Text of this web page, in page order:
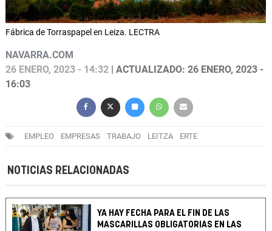
Fábrica de Torraspapel en Leiza. LECTRA
NAVARRA.COM
26 ENERO, 2023 - 14:32 | ACTUALIZADO: 26 ENERO, 2023 -
16:03
EMPLEO EMPRESAS TRABAJO LEITZA ERTE
NOTICIAS RELACIONADAS
YA HAY FECHA PARA EL FIN DE LAS
MASCARILLAS OBLIGATORIAS EN LAS